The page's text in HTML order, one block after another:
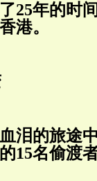
25年的时
港。
泪的旅途
15名偷渡